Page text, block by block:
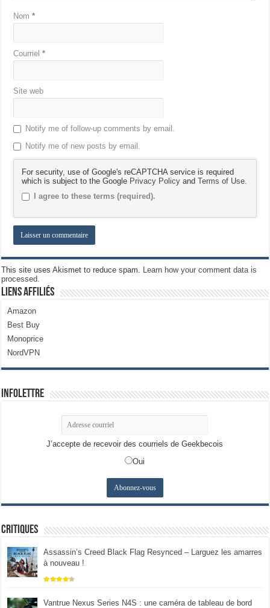
Nom*
Courriel*
Site web
Notify me of follow-up comments by email.
Notify me of new posts by email.
For security, use of Google's reCAPTCHA service is required
which is subject to the Google Privacy Policy andTerms of Use
I agree to these terms (required).
This site uses Akismet to reduce spam. Learn how your comment data is
processed.
Liens Affiliés
Amazon
Best Buy
Monoprice
NordVPN
Infolettre
J’accepte de recevoir des courriels de Geekbecois
Oui
Critiques
Assassin’s Creed Black Flag Resynced – Larguez les amarres
à nouveau !
Vantrue Nexus Series N4S : une caméra de tableau de bord